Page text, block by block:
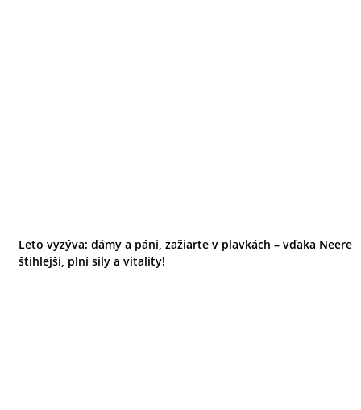
Leto vyzýva: dámy a páni, zažiarte v plavkách – vďaka Neere
štíhlejší, plní sily a vitality!